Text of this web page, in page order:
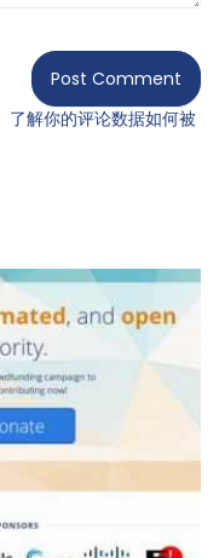
了解你的评论数据如何被